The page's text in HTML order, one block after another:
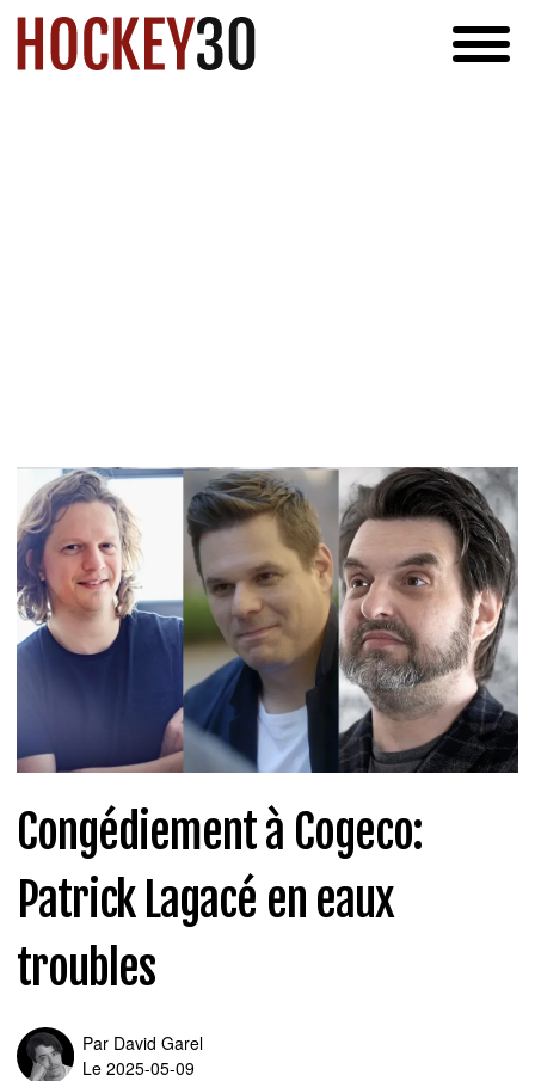
Congédiement à Cogeco:
Patrick Lagacé en eaux
troubles
Par David Garel
Le 2025-05-09